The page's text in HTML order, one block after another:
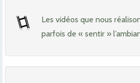
Les vidéos que nous
parfois de « sentir »